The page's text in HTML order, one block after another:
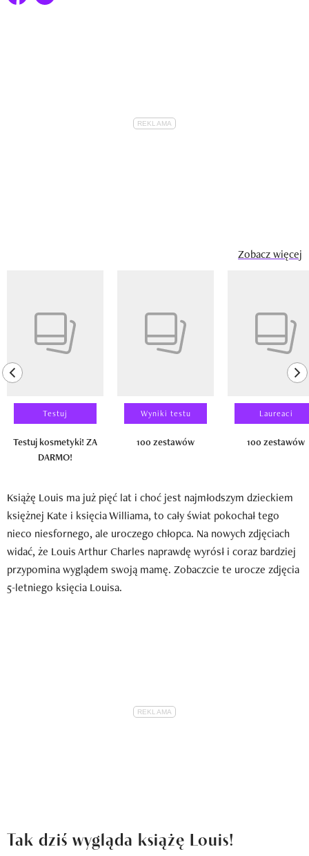
Zobacz więcej
previous element
Testuj
Testuj kosmetyki! ZA
DARMO!
Wyniki testu
100 zestawów
Laureaci
100 zestawów
Książę Louis ma już pięć lat i choć jest najmłodszym dzieckiem
księżnej Kate i księcia Williama, to cały świat pokochał tego
nieco niesfornego, ale uroczego chłopca. Na nowych zdjęciach
widać, że Louis Arthur Charles naprawdę wyrósł i coraz bardziej
przypomina wyglądem swoją mamę. Zobaczcie te urocze zdjęcia
5-letniego księcia Louisa.
Tak dziś wygląda książę Louis!